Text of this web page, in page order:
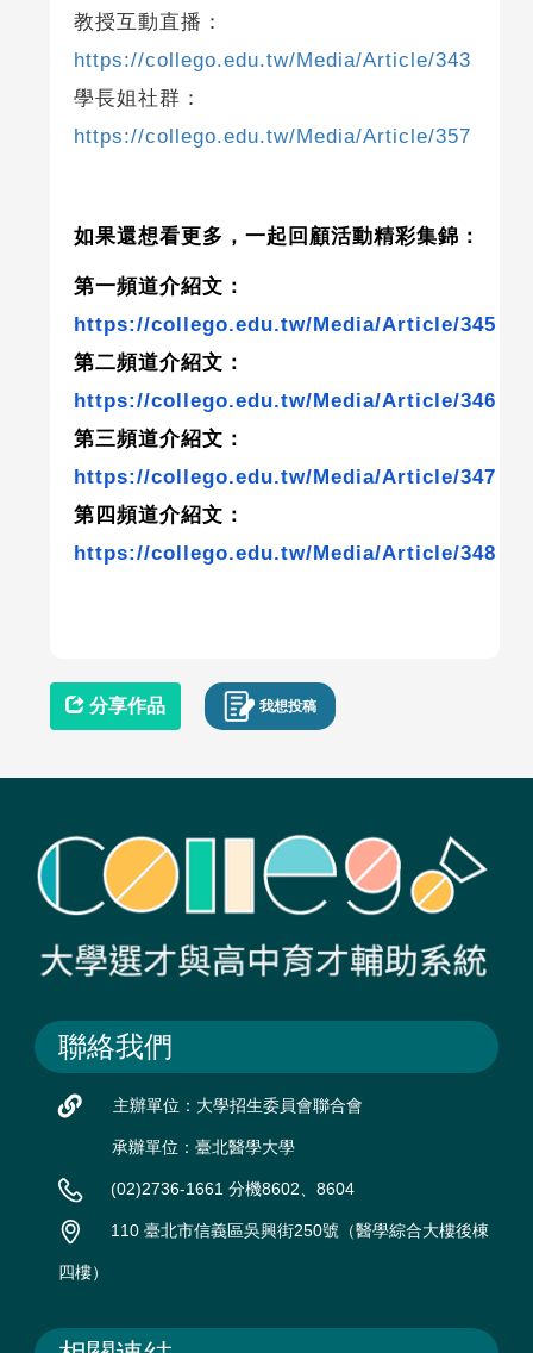
教授互動直播：
https://collego.edu.tw/Media/Article/343
學長姐社群：
https://collego.edu.tw/Media/Article/357
如果還想看更多，一起回顧活動精彩集錦：
第一頻道介紹文：
https://collego.edu.tw/Media/Article/345
第二頻道介紹文：
https://collego.edu.tw/Media/Article/346
第三頻道介紹文：
https://collego.edu.tw/Media/Article/347
第四頻道介紹文：
https://collego.edu.tw/Media/Article/348
分享作品 我想投稿
聯絡我們
主辦單位：大學招生委員會聯合會
承辦單位：臺北醫學大學
(02)2736-1661 分機8602、8604
110 臺北市信義區吳興街250號（醫學綜合大樓後棟
四樓）